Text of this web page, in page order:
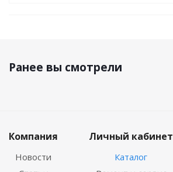
Ранее вы смотрели
Компания
Новости
Личный кабинет
Каталог